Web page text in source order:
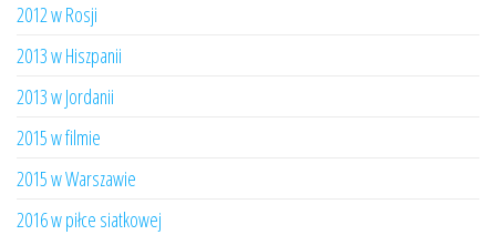
2012 w Rosji
2013 w Hiszpanii
2013 w Jordanii
2015 w filmie
2015 w Warszawie
2016 w piłce siatkowej